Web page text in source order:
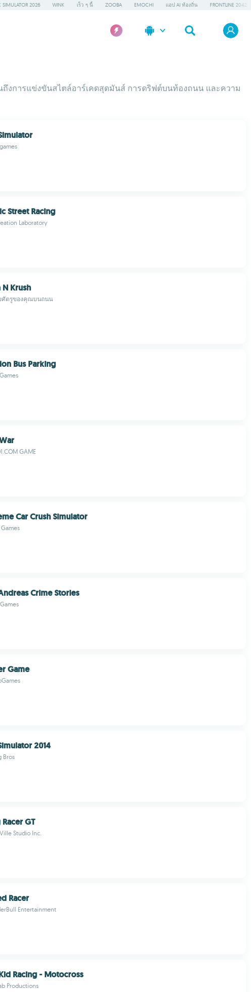
SIMULATOR 2026 WINK เร็ว ๆ นี้ ZOOBA EMOCHI แอป AI ท้องถิ่น FRONTLINE 2042
งการแข่งขันสไตล์อาร์เคดสุดมันส์ การดริฟต์บนท้องถนน และความ
Street Racing
Laboratory
N Krush
ศัตรูของคุณบนถนน
Bus Parking
GAME
Car Crush Simulator
Crime Stories
Game
2014
Bros
Racer GT
Studio Inc.
Racer
Entertainment
Racing - Motocross
Productions